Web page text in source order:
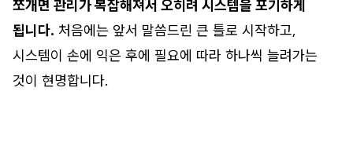
쪼개면 관리가 복잡해져서 오히려 시스템을 포기하게
됩니다. 처음에는 앞서 말씀드린 큰 틀로 시작하고,
시스템이 손에 익은 후에 필요에 따라 하나씩 늘려가는
것이 현명합니다.